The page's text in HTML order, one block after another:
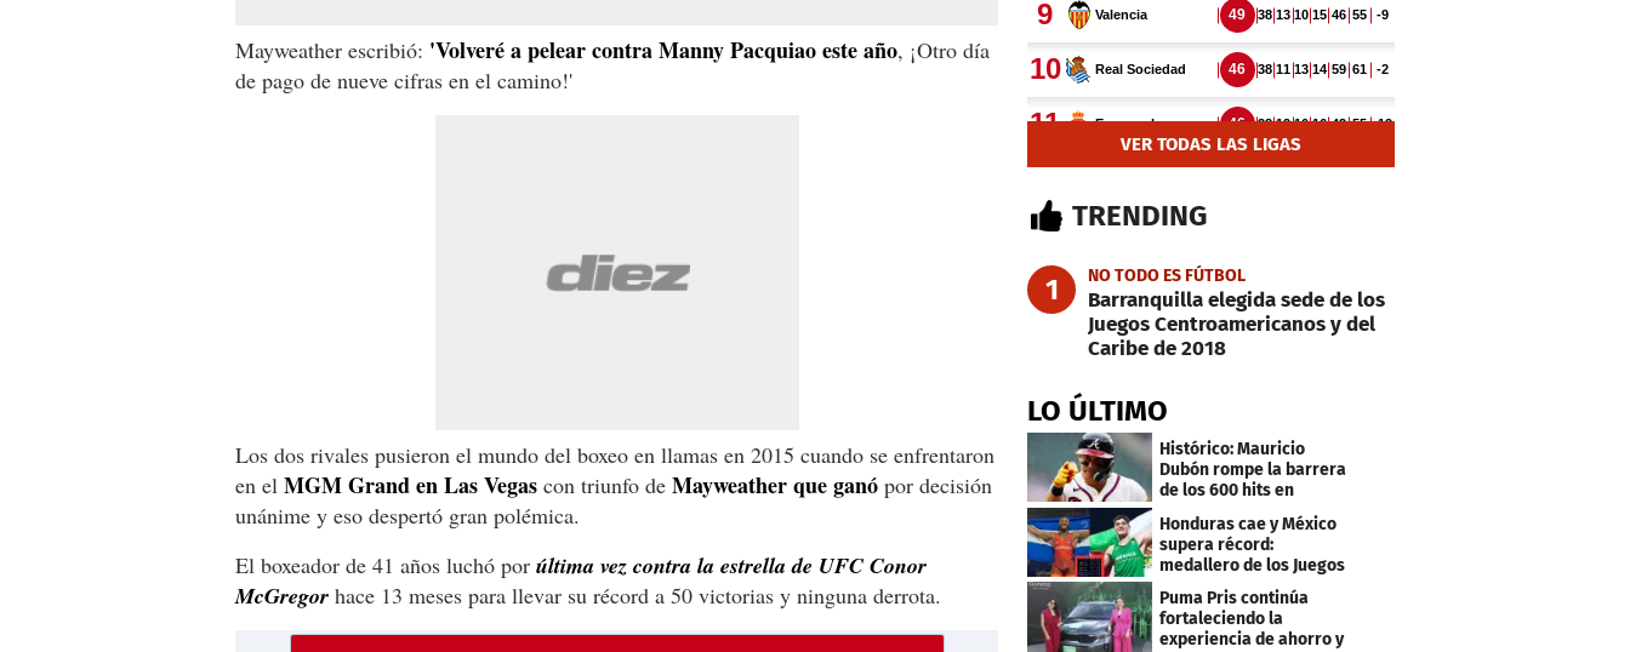
Mayweather escribió: 'Volveré a pelear contra Manny Pacquiao este año, ¡Otro día
de pago de nueve cifras en el camino!'
Los dos rivales pusieron el mundo del boxeo en llamas en 2015 cuando se enfrentaron
en el MGM Grand en Las Vegas con triunfo de Mayweather que ganó por decisión
unánime y eso despertó gran polémica.
El boxeador de 41 años luchó por última vez contra la estrella de UFC Conor
McGregor hace 13 meses para llevar su récord a 50 victorias y ninguna derrota.
VER TODAS LAS LIGAS
TRENDING
1 NO TODO ES FÚTBOL
Barranquilla elegida sede de los
Juegos Centroamericanos y del
Caribe de 2018
LO ÚLTIMO
Histórico: Mauricio
Dubón rompe la barrera
de los 600 hits en
Honduras cae y México
supera récord:
medallero de los Juegos
Centroamericanos
Puma Pris continúa
fortaleciendo la
experiencia de ahorro y